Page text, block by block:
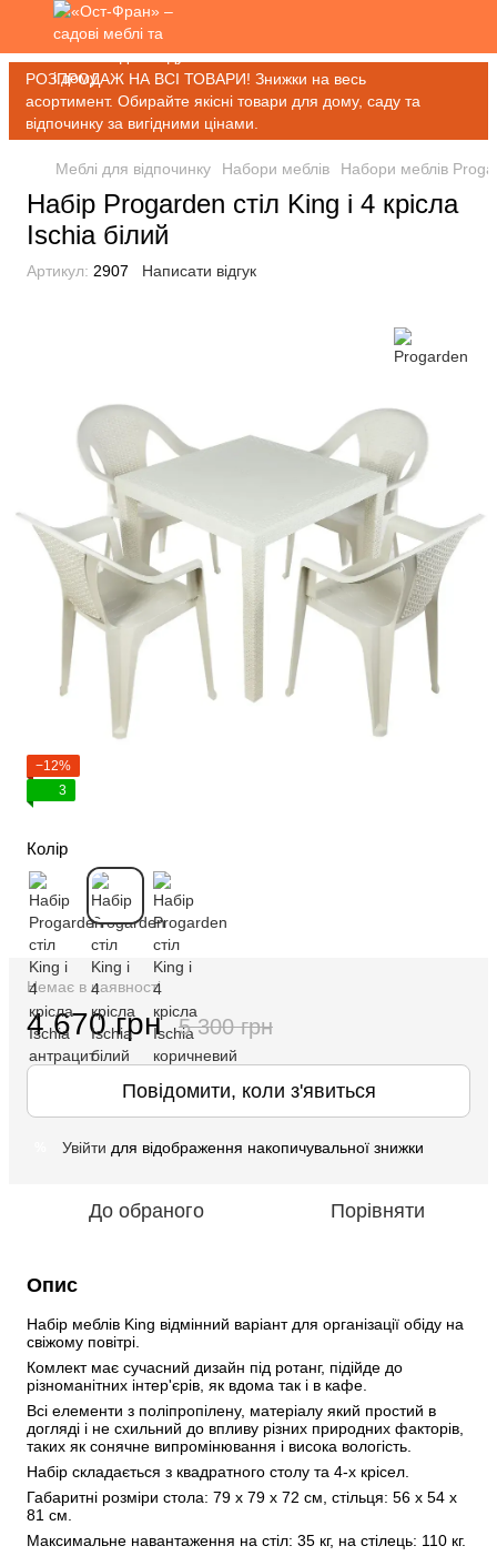
РОЗПРОДАЖ НА ВСІ ТОВАРИ! Знижки на весь
асортимент. Обирайте якісні товари для дому, саду та
відпочинку за вигідними цінами.
Меблі для відпочинку Набори меблів Набори меблів
Набір Progarden стіл King і 4 крісла
Ischia білий
Артикул: 2907 Написати відгук
−12%
3
Колір
Немає в наявності
4 670 грн 5 300 грн
Повідомити, коли з'явиться
Увійти для відображення накопичувальної знижки
До обраного Порівняти
Опис
Набір меблів King відмінний варіант для організації обіду на
свіжому повітрі.
Комлект має сучасний дизайн під ротанг, підійде до
різноманітних інтер'єрів, як вдома так і в кафе.
Всі елементи з поліпропілену, матеріалу який простий в
догляді і не схильний до впливу різних природних факторів,
таких як сонячне випромінювання і висока вологість.
Набір складається з квадратного столу та 4-х крісел.
Габаритні розміри стола: 79 x 79 х 72 см, стільця: 56 х 54 х
81 см.
Максимальне навантаження на стіл: 35 кг, на стілець: 110 кг.